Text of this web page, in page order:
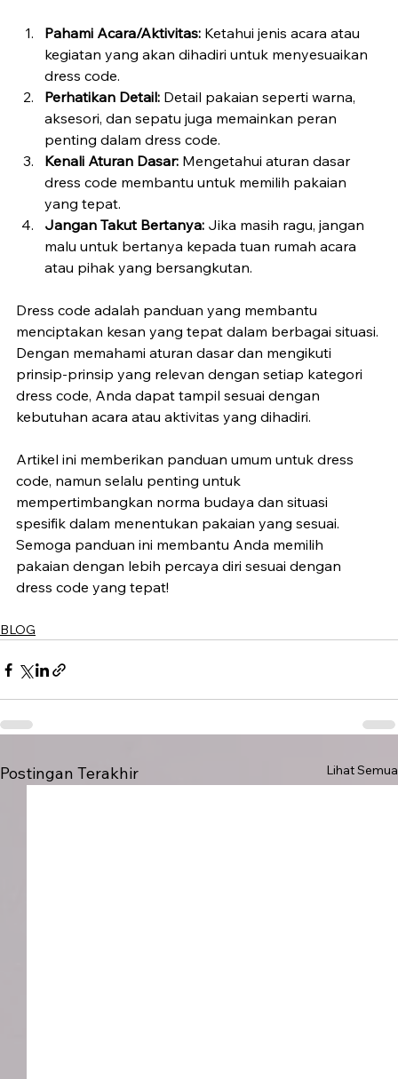
Pahami Acara/Aktivitas: Ketahui jenis acara atau
kegiatan yang akan dihadiri untuk menyesuaikan
dress code.
Perhatikan Detail: Detail pakaian seperti warna,
aksesori, dan sepatu juga memainkan peran
penting dalam dress code.
Kenali Aturan Dasar: Mengetahui aturan dasar
dress code membantu untuk memilih pakaian
yang tepat.
Jangan Takut Bertanya: Jika masih ragu, jangan
malu untuk bertanya kepada tuan rumah acara
atau pihak yang bersangkutan.
Dress code adalah panduan yang membantu
menciptakan kesan yang tepat dalam berbagai situasi.
Dengan memahami aturan dasar dan mengikuti
prinsip-prinsip yang relevan dengan setiap kategori
dress code, Anda dapat tampil sesuai dengan
kebutuhan acara atau aktivitas yang dihadiri.
Artikel ini memberikan panduan umum untuk dress
code, namun selalu penting untuk
mempertimbangkan norma budaya dan situasi
spesifik dalam menentukan pakaian yang sesuai.
Semoga panduan ini membantu Anda memilih
pakaian dengan lebih percaya diri sesuai dengan
dress code yang tepat!
BLOG
Postingan Terakhir Lihat Semua